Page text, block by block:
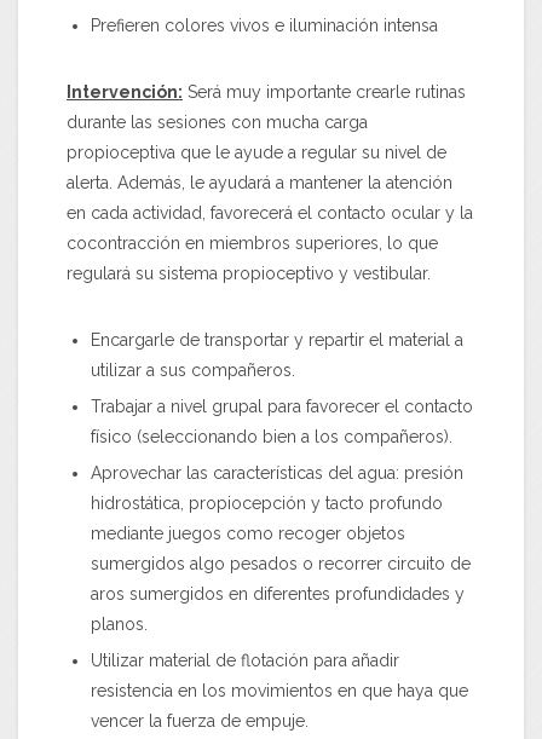
Prefieren colores vivos e iluminación intensa
Intervención: Será muy importante crearle rutinas
durante las sesiones con mucha carga
propioceptiva que le ayude a regular su nivel de
alerta. Además, le ayudará a mantener la atención
en cada actividad, favorecerá el contacto ocular y la
cocontracción en miembros superiores, lo que
regulará su sistema propioceptivo y vestibular.
Encargarle de transportar y repartir el material a
utilizar a sus compañeros.
Trabajar a nivel grupal para favorecer el contacto
físico (seleccionando bien a los compañeros).
Aprovechar las características del agua: presión
hidrostática, propiocepción y tacto profundo
mediante juegos como recoger objetos
sumergidos algo pesados o recorrer circuito de
aros sumergidos en diferentes profundidades y
planos.
Utilizar material de flotación para añadir
resistencia en los movimientos en que haya que
vencer la fuerza de empuje.